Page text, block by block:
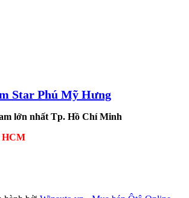
Star Phú Mỹ Hưng
lớn nhất Tp. Hồ Chí Minh
HCM